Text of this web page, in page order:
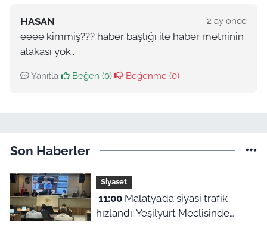
HASAN 2 ay önce
eeee kimmiş??? haber başlığı ile haber metninin
alakası yok..
Yanıtla Beğen (0) Beğenme (0)
Son Haberler
Siyaset
11:00Malatya’da siyasi trafik
hızlandı: Yeşilyurt Meclisinde